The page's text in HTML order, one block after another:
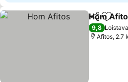
Jaa Lisää
Hom
9,8 Loistava
Afitos, 2.7